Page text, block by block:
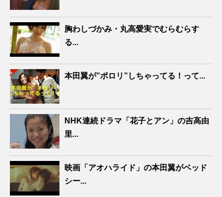
胸わしづかみ・丸高愛実でむらむらす
る...
本田翼が”ポロリ”しちゃってる！って...
NHK連続ドラマ「花子とアン」の吉高由
里...
映画「アオハライド」の本田翼がベッド
シー...